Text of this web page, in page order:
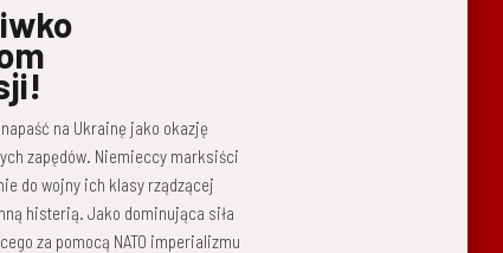
na Ukrainę jako okazję
zapędów. Niemieccy marksiści
do wojny ich klasy rządzącej
histerią. Jako dominująca siła
za pomocą NATO imperializmu